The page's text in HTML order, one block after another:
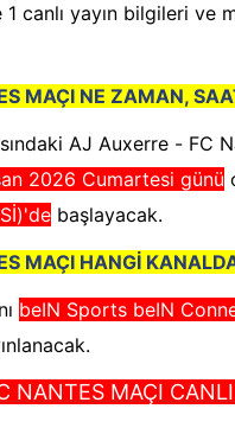
canlı yayın bilgileri ve
MAÇI NE ZAMAN,
AJ Auxerre - FC
2026 Cumartesi günü
başlayacak.
MAÇI HANGİ
beIN Sports beIN
NANTES MAÇI